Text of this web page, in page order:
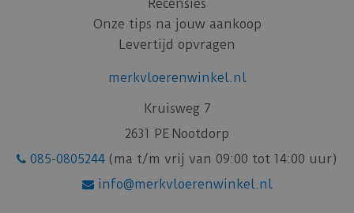
Recensies
Onze tips na jouw aankoop
Levertijd opvragen
merkvloerenwinkel.nl
Kruisweg 7
2631 PE Nootdorp
085-0805244 (ma t/m vrij van 09:00 tot 14:00 uur)
info@merkvloerenwinkel.nl